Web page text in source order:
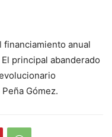
anual
principal abanderado
Gómez.